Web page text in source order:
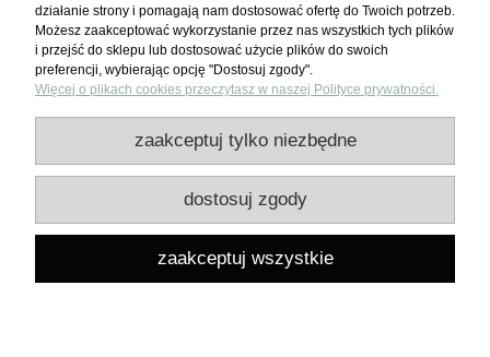
Zakupy
Pomoc
Moje konto
Informacje
działanie strony i pomagają nam dostosować ofertę do Twoich potrzeb.
Możesz zaakceptować wykorzystanie przez nas wszystkich tych plików
i przejść do sklepu lub dostosować użycie plików do swoich
preferencji, wybierając opcję "Dostosuj zgody".
Więcej o plikach cookies przeczytasz w naszej Polityce prywatności.
zaakceptuj tylko niezbędne
dostosuj zgody
zaakceptuj wszystkie